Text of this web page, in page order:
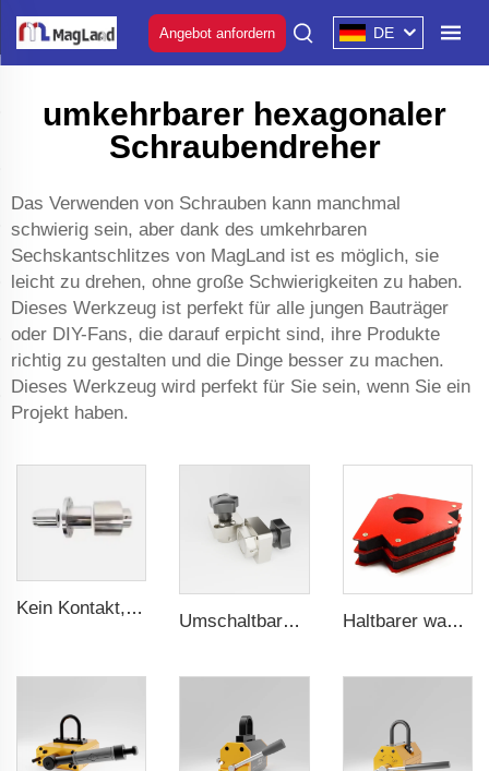
Angebot anfordern DE
umkehrbarer hexagonaler
Schraubendreher
Das Verwenden von Schrauben kann manchmal
schwierig sein, aber dank des umkehrbaren
Sechskantschlitzes von MagLand ist es möglich, sie
leicht zu drehen, ohne große Schwierigkeiten zu haben.
Dieses Werkzeug ist perfekt für alle jungen Bauträger
oder DIY-Fans, die darauf erpicht sind, ihre Produkte
richtig zu gestalten und die Dinge besser zu machen.
Dieses Werkzeug wird perfekt für Sie sein, wenn Sie ein
Projekt haben.
Kein Kontakt, kein Leck - Magnetkupplung für ISO- und Polyol-Motorpumpe der Hochdruck-Foamaschine
Umschaltbarer Magnet-Schalter ein/aus Haltbarer wasserdichter Gummibeschichteter Magnet